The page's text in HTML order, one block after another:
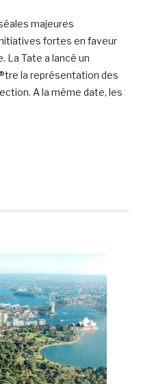
majeures
fortes en faveur
La Tate a lancé un
la représentation des
A la même date, les